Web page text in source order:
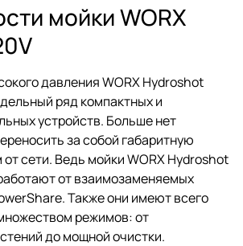
мойки WORX
давления WORX Hydroshot
ряд компактных и
устройств. Больше нет
за собой габаритную
сети. Ведь мойки WORX Hydroshot
от взаимозаменяемых
Также они имеют всего
режимов: от
до мощной очистки.